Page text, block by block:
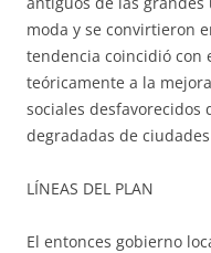
moda y se convirtieron
tendencia coincidió con
teóricamente a la
sociales desfavorecidos
degradadas de
LÍNEAS DEL PLAN
El entonces gobierno